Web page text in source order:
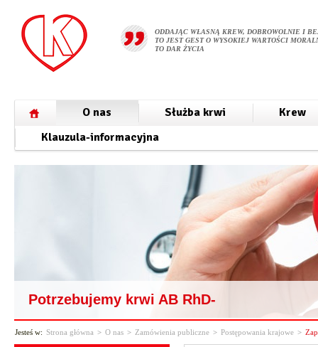
ODDAJĄC WŁASNĄ KREW, DOBROWOLNIE I
TO JEST GEST O WYSOKIEJ WARTOŚCI
TO DAR ŻYCIA
O nas Służba krwi
Krew
Klauzula-informacyjna
Potrzebujemy krwi AB RhD-
Jesteś w: Strona główna > O nas > Zamówienia publiczne > Postępowania krajowe >